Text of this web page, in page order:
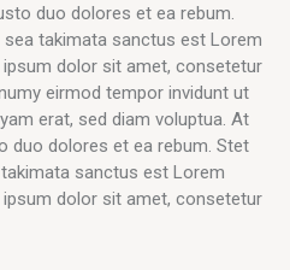
duo dolores et ea rebum.
takimata sanctus est Lorem
dolor sit amet, consetetur
eirmod tempor invidunt ut
erat, sed diam voluptua. At
duo dolores et ea rebum. Stet
sanctus est Lorem
dolor sit amet, consetetur